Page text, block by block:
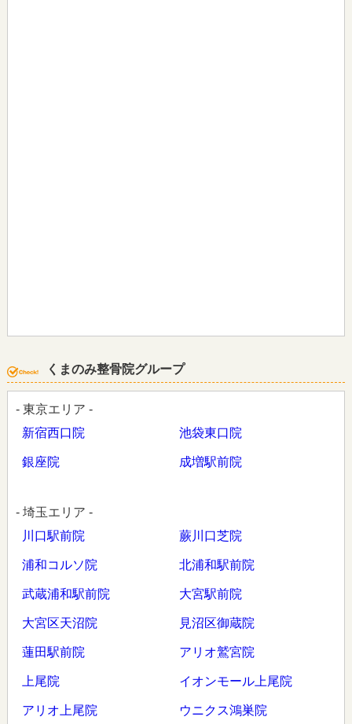
くまのみ整骨院グループ
- 東京エリア -
新宿西口院
池袋東口院
銀座院 成増駅前院
- 埼玉エリア -
川口駅前院
蕨川口芝院
浦和コルソ院 北浦和駅前院
武蔵浦和駅前院 大宮駅前院
大宮区天沼院 見沼区御蔵院
蓮田駅前院 アリオ鷲宮院
上尾院 イオンモール上尾院
アリオ上尾院 ウニクス鴻巣院